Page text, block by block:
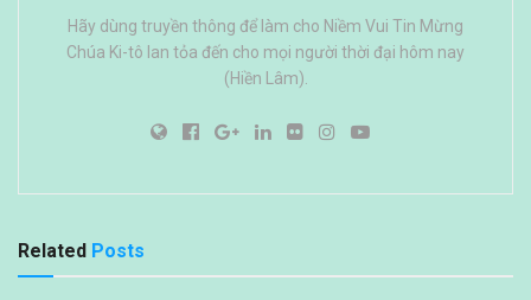
Hãy dùng truyền thông để làm cho Niềm Vui Tin Mừng
Chúa Ki-tô lan tỏa đến cho mọi người thời đại hôm nay
(Hiền Lâm).
Related Posts